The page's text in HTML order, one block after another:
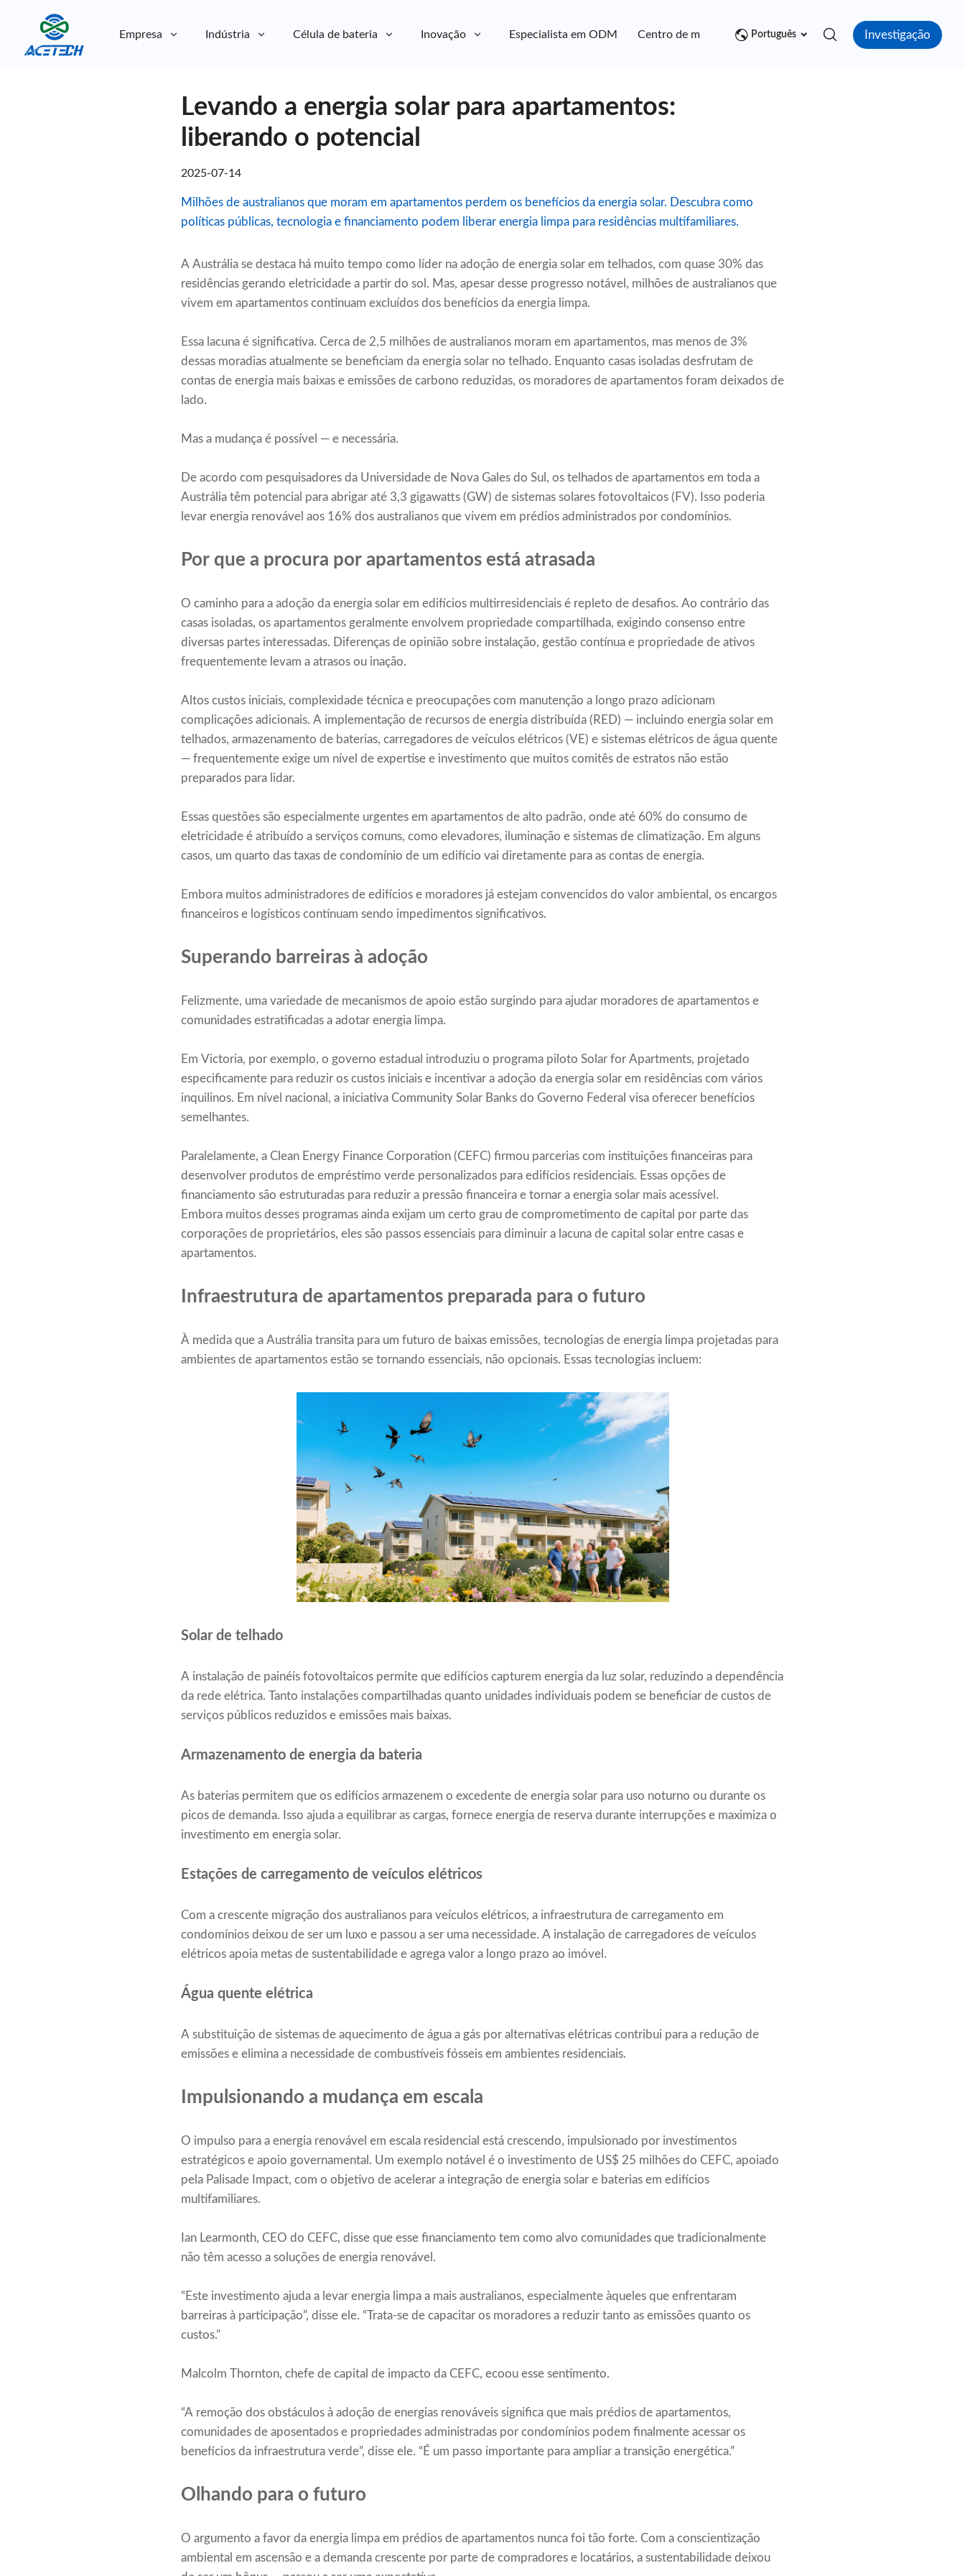
Empresa Indústria Célula de bateria Inovação Especialista em ODM Centro de mídia Contato
Português Investigação
Levando a energia solar para apartamentos:
liberando o potencial
2025-07-14
Milhões de australianos que moram em apartamentos perdem os benefícios da energia solar. Descubra como
políticas públicas, tecnologia e financiamento podem liberar energia limpa para residências multifamiliares.
A Austrália se destaca há muito tempo como líder na adoção de energia solar em telhados, com quase 30% das
residências gerando eletricidade a partir do sol. Mas, apesar desse progresso notável, milhões de australianos que
vivem em apartamentos continuam excluídos dos benefícios da energia limpa.
Essa lacuna é significativa. Cerca de 2,5 milhões de australianos moram em apartamentos, mas menos de 3%
dessas moradias atualmente se beneficiam da energia solar no telhado. Enquanto casas isoladas desfrutam de
contas de energia mais baixas e emissões de carbono reduzidas, os moradores de apartamentos foram deixados de
lado.
Mas a mudança é possível — e necessária.
De acordo com pesquisadores da Universidade de Nova Gales do Sul, os telhados de apartamentos em toda a
Austrália têm potencial para abrigar até 3,3 gigawatts (GW) de sistemas solares fotovoltaicos (FV). Isso poderia
levar energia renovável aos 16% dos australianos que vivem em prédios administrados por condomínios.
Por que a procura por apartamentos está atrasada
O caminho para a adoção da energia solar em edifícios multirresidenciais é repleto de desafios. Ao contrário das
casas isoladas, os apartamentos geralmente envolvem propriedade compartilhada, exigindo consenso entre
diversas partes interessadas. Diferenças de opinião sobre instalação, gestão contínua e propriedade de ativos
frequentemente levam a atrasos ou inação.
Altos custos iniciais, complexidade técnica e preocupações com manutenção a longo prazo adicionam
complicações adicionais. A implementação de recursos de energia distribuída (RED) — incluindo energia solar em
telhados, armazenamento de baterias, carregadores de veículos elétricos (VE) e sistemas elétricos de água quente
— frequentemente exige um nível de expertise e investimento que muitos comitês de estratos não estão
preparados para lidar.
Essas questões são especialmente urgentes em apartamentos de alto padrão, onde até 60% do consumo de
eletricidade é atribuído a serviços comuns, como elevadores, iluminação e sistemas de climatização. Em alguns
casos, um quarto das taxas de condomínio de um edifício vai diretamente para as contas de energia.
Embora muitos administradores de edifícios e moradores já estejam convencidos do valor ambiental, os encargos
financeiros e logísticos continuam sendo impedimentos significativos.
Superando barreiras à adoção
Felizmente, uma variedade de mecanismos de apoio estão surgindo para ajudar moradores de apartamentos e
comunidades estratificadas a adotar energia limpa.
Em Victoria, por exemplo, o governo estadual introduziu o programa piloto Solar for Apartments, projetado
especificamente para reduzir os custos iniciais e incentivar a adoção da energia solar em residências com vários
inquilinos. Em nível nacional, a iniciativa Community Solar Banks do Governo Federal visa oferecer benefícios
semelhantes.
Paralelamente, a Clean Energy Finance Corporation (CEFC) firmou parcerias com instituições financeiras para
desenvolver produtos de empréstimo verde personalizados para edifícios residenciais. Essas opções de
financiamento são estruturadas para reduzir a pressão financeira e tornar a energia solar mais acessível.
Embora muitos desses programas ainda exijam um certo grau de comprometimento de capital por parte das
corporações de proprietários, eles são passos essenciais para diminuir a lacuna de capital solar entre casas e
apartamentos.
Infraestrutura de apartamentos preparada para o futuro
À medida que a Austrália transita para um futuro de baixas emissões, tecnologias de energia limpa projetadas para
ambientes de apartamentos estão se tornando essenciais, não opcionais. Essas tecnologias incluem:
Solar de telhado
A instalação de painéis fotovoltaicos permite que edifícios capturem energia da luz solar, reduzindo a dependência
da rede elétrica. Tanto instalações compartilhadas quanto unidades individuais podem se beneficiar de custos de
serviços públicos reduzidos e emissões mais baixas.
Armazenamento de energia da bateria
As baterias permitem que os edifícios armazenem o excedente de energia solar para uso noturno ou durante os
picos de demanda. Isso ajuda a equilibrar as cargas, fornece energia de reserva durante interrupções e maximiza o
investimento em energia solar.
Estações de carregamento de veículos elétricos
Com a crescente migração dos australianos para veículos elétricos, a infraestrutura de carregamento em
condomínios deixou de ser um luxo e passou a ser uma necessidade. A instalação de carregadores de veículos
elétricos apoia metas de sustentabilidade e agrega valor a longo prazo ao imóvel.
Água quente elétrica
A substituição de sistemas de aquecimento de água a gás por alternativas elétricas contribui para a redução de
emissões e elimina a necessidade de combustíveis fósseis em ambientes residenciais.
Impulsionando a mudança em escala
O impulso para a energia renovável em escala residencial está crescendo, impulsionado por investimentos
estratégicos e apoio governamental. Um exemplo notável é o investimento de US$ 25 milhões do CEFC, apoiado
pela Palisade Impact, com o objetivo de acelerar a integração de energia solar e baterias em edifícios
multifamiliares.
Ian Learmonth, CEO do CEFC, disse que esse financiamento tem como alvo comunidades que tradicionalmente
não têm acesso a soluções de energia renovável.
“Este investimento ajuda a levar energia limpa a mais australianos, especialmente àqueles que enfrentaram
barreiras à participação”, disse ele. “Trata-se de capacitar os moradores a reduzir tanto as emissões quanto os
custos.”
Malcolm Thornton, chefe de capital de impacto da CEFC, ecoou esse sentimento.
“A remoção dos obstáculos à adoção de energias renováveis ​​significa que mais prédios de apartamentos,
comunidades de aposentados e propriedades administradas por condomínios podem finalmente acessar os
benefícios da infraestrutura verde”, disse ele. “É um passo importante para ampliar a transição energética.”
Olhando para o futuro
O argumento a favor da energia limpa em prédios de apartamentos nunca foi tão forte. Com a conscientização
ambiental em ascensão e a demanda crescente por parte de compradores e locatários, a sustentabilidade deixou